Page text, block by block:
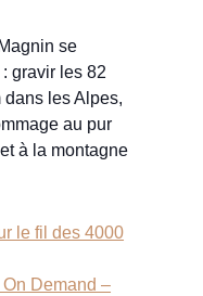
se
gravir les 82
dans les Alpes,
au pur
à la montagne
le fil des 4000
Demand –